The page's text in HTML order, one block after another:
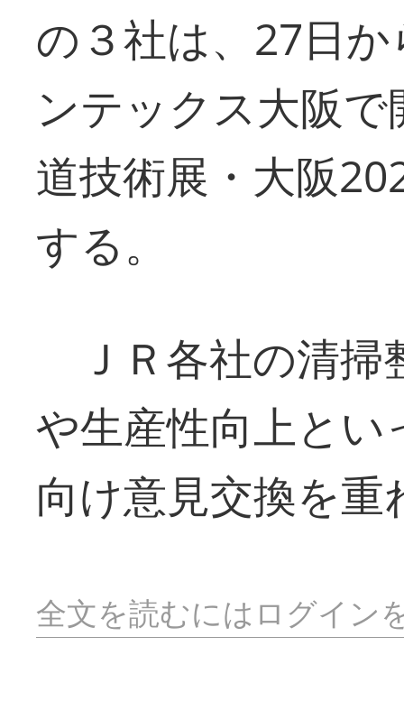
の３社は、27日
ンテックス大阪
道技術展・大阪
する。
ＪＲ各社の清掃
や生産性向上と
向け意見交換を重
全文を読むにはログイン